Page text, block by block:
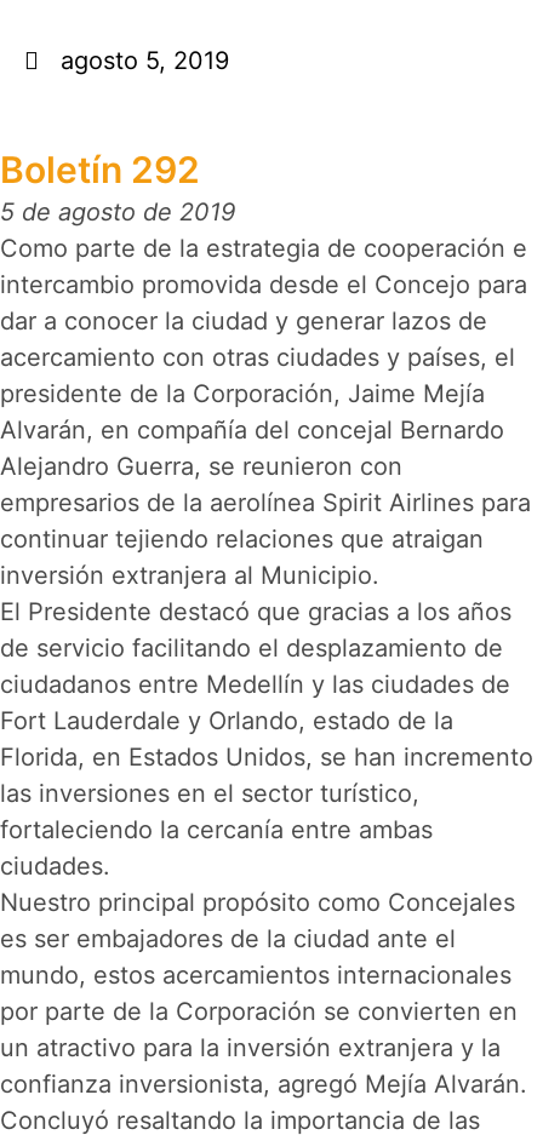
agosto 5, 2019
Boletín 292
5 de agosto de 2019
Como parte de la estrategia de cooperación e
intercambio promovida desde el Concejo para
dar a conocer la ciudad y generar lazos de
acercamiento con otras ciudades y países, el
presidente de la Corporación, Jaime Mejía
Alvarán, en compañía del concejal Bernardo
Alejandro Guerra, se reunieron con
empresarios de la aerolínea Spirit Airlines para
continuar tejiendo relaciones que atraigan
inversión extranjera al Municipio.
El Presidente destacó que gracias a los años
de servicio facilitando el desplazamiento de
ciudadanos entre Medellín y las ciudades de
Fort Lauderdale y Orlando, estado de la
Florida, en Estados Unidos, se han incremento
las inversiones en el sector turístico,
fortaleciendo la cercanía entre ambas
ciudades.
Nuestro principal propósito como Concejales
es ser embajadores de la ciudad ante el
mundo, estos acercamientos internacionales
por parte de la Corporación se convierten en
un atractivo para la inversión extranjera y la
confianza inversionista, agregó Mejía Alvarán.
Concluyó resaltando la importancia de las